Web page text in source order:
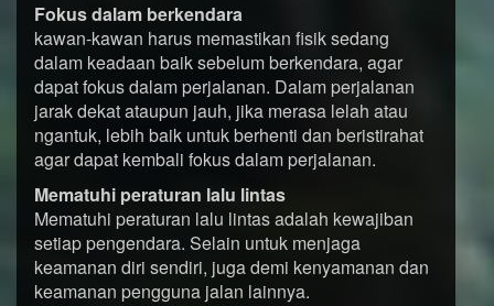
Fokus dalam berkendara
kawan-kawan harus memastikan fisik sedang
dalam keadaan baik sebelum berkendara, agar
dapat fokus dalam perjalanan. Dalam perjalanan
jarak dekat ataupun jauh, jika merasa lelah atau
ngantuk, lebih baik untuk berhenti dan beristirahat
agar dapat kembali fokus dalam perjalanan.
Mematuhi peraturan lalu lintas
Mematuhi peraturan lalu lintas adalah kewajiban
setiap pengendara. Selain untuk menjaga
keamanan diri sendiri, juga demi kenyamanan dan
keamanan pengguna jalan lainnya.